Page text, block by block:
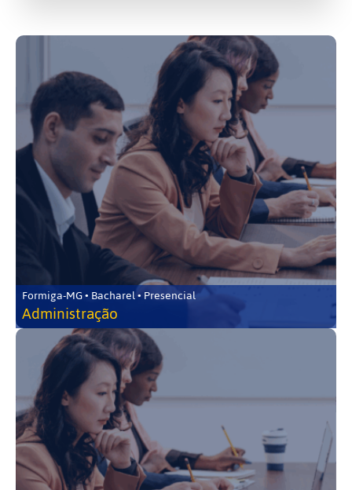
Formiga-MG • Bacharel • Presencial
Administração